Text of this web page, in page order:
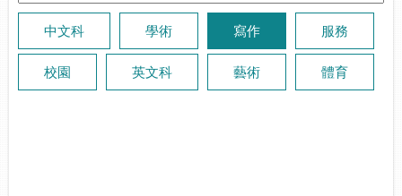
中文科 學術 寫作 服務
校園 英文科 藝術 體育